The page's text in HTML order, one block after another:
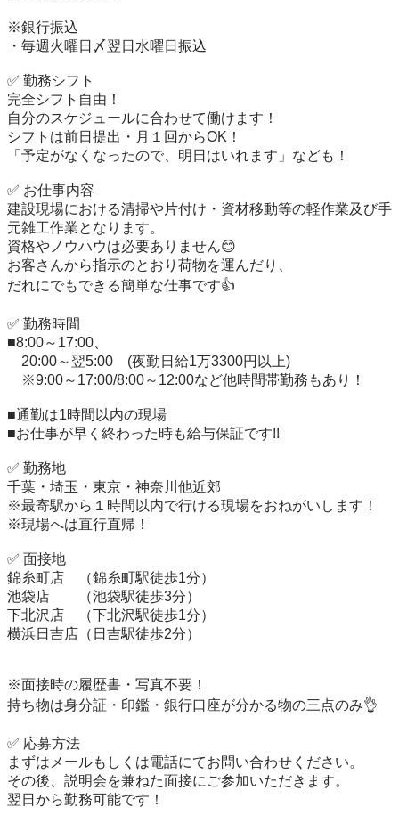
※銀行振込
・毎週火曜日〆翌日水曜日振込
✅ 勤務シフト
完全シフト自由！
自分のスケジュールに合わせて働けます！
シフトは前日提出・月１回からOK！
「予定がなくなったので、明日はいれます」なども！
✅ お仕事内容
建設現場における清掃や片付け・資材移動等の軽作業及び手
元雑工作業となります。
資格やノウハウは必要ありません😊
お客さんから指示のとおり荷物を運んだり、
だれにでもできる簡単な仕事です👍
✅ 勤務時間
■8:00～17:00、
20:00～翌5:00　(夜勤日給1万3300円以上)
※9:00～17:00/8:00～12:00など他時間帯勤務もあり！
■通勤は1時間以内の現場
■お仕事が早く終わった時も給与保証です!!
✅ 勤務地
千葉・埼玉・東京・神奈川他近郊
※最寄駅から１時間以内で行ける現場をおねがいします！
※現場へは直行直帰！
✅ 面接地
錦糸町店　（錦糸町駅徒歩1分）
池袋店　　（池袋駅徒歩3分）
下北沢店　（下北沢駅徒歩1分）
横浜日吉店（日吉駅徒歩2分）
※面接時の履歴書・写真不要！
持ち物は身分証・印鑑・銀行口座が分かる物の三点のみ👌
✅ 応募方法
まずはメールもしくは電話にてお問い合わせください。
その後、説明会を兼ねた面接にご参加いただきます。
翌日から勤務可能です！